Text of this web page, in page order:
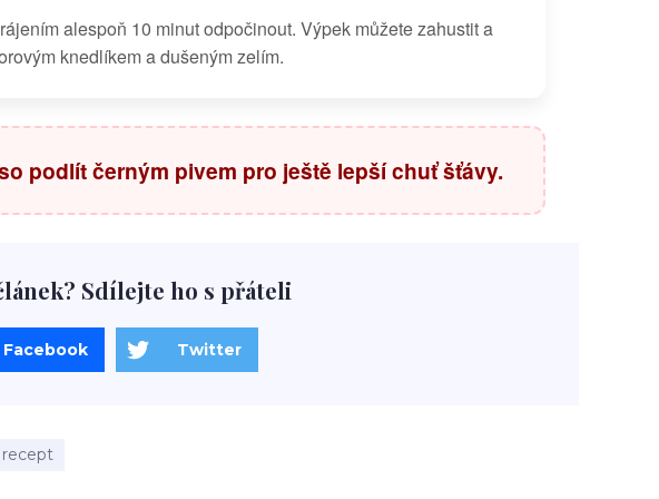
alespoň 10 minut odpočinout. Výpek můžete zahustit a
knedlíkem a dušeným zelím.
podlít černým pivem pro ještě lepší chuť šťávy.
Sdílejte ho s přáteli
Facebook Twitter
recept